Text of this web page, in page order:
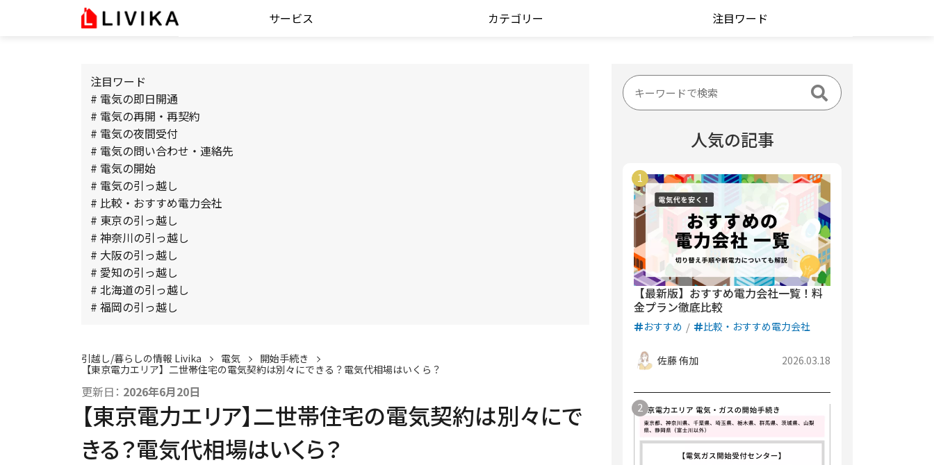
サービス カテゴリー 注目ワード
注目ワード
# 電気の即日開通
# 電気の再開・再契約
# 電気の夜間受付
# 電気の問い合わせ・連絡先
# 電気の開始
# 電気の引っ越し
# 比較・おすすめ電力会社
# 東京の引っ越し
# 神奈川の引っ越し
# 大阪の引っ越し
# 愛知の引っ越し
# 北海道の引っ越し
# 福岡の引っ越し
引越し/暮らしの情報 Livika 電気
開始手続き
【東京電力エリア】二世帯住宅の電気契約は別々にできる？電気代相場はいくら？
更新日： 2026年6月20日
【東京電力エリア】二世帯住宅の電気契約は別々にで
きる？電気代相場はいくら？
人気の記事
【最新版】おすすめ電力会社一覧！料
金プラン徹底比較
おすすめ 比較・おすすめ電力会社
佐藤 侑加 2026.03.18